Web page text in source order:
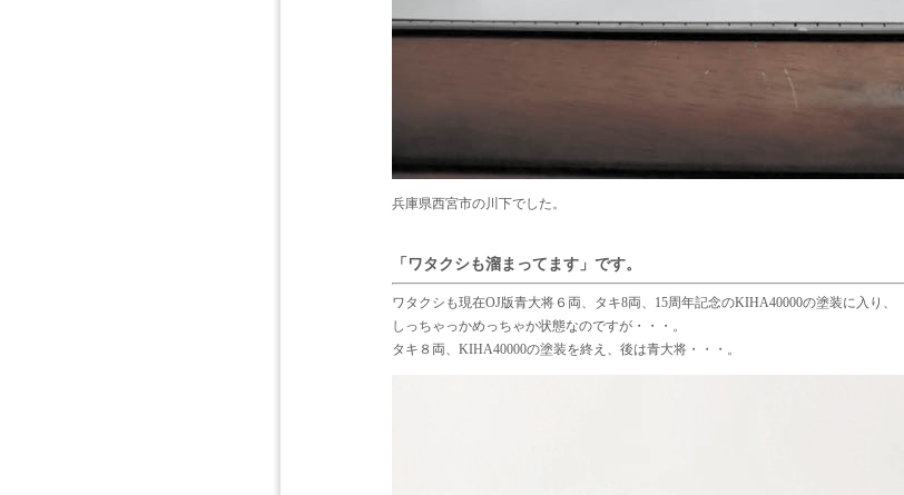
兵庫県西宮市の川下でした。
「ワタクシも溜まってます」です。
ワタクシも現在OJ版青大将６両、タキ8両、15周年記念のKIHA40000の塗装に入り、
しっちゃっかめっちゃか状態なのですが・・・。
タキ８両、KIHA40000の塗装を終え、後は青大将・・・。